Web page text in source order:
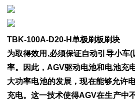
TBK-100A-D20-H单极刷板刷块
为取得效用,必须保证自动引导小车
率。因此，AGV驱动电池和电池充
大功率电池的发展，现在能够允许
充电。这一技术使得AGV在生产中